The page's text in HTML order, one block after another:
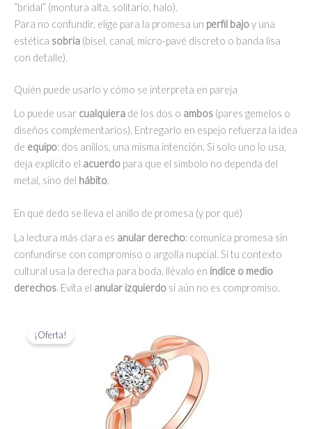
“bridal” (montura alta, solitario, halo).
Para no confundir, elige para la promesa un perfil bajoy una
estética sobria (bisel, canal, micro-pavé discreto o banda lisa
con detalle).
Quién puede usarlo y cómo se interpreta en pareja
Lo puede usar cualquiera de los dos o ambos (pares gemelos o
diseños complementarios). Entregarlo en espejo refuerza la idea
de equipo: dos anillos, una misma intención. Si solo uno lo usa,
deja explícito el acuerdo para que el símbolo no dependa del
metal, sino del hábito.
En qué dedo se lleva el anillo de promesa (y por qué)
La lectura más clara es anular derecho: comunica promesa sin
confundirse con compromiso o argolla nupcial. Si tu contexto
cultural usa la derecha para boda, llévalo en índice o medio
derechos. Evita el anular izquierdo si aún no es compromiso.
¡Oferta!